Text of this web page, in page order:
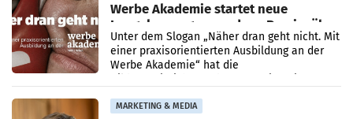
Werbe Akademie startet neue
Imagekampagne rund um Praxisnähe
Unter dem Slogan „Näher dran geht nicht. Mit
einer praxisorientierten Ausbildung an der
Werbe Akademie“ hat die
MARKETING & MEDIA